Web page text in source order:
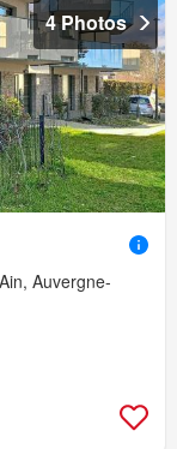
4 Photos
Auvergne-